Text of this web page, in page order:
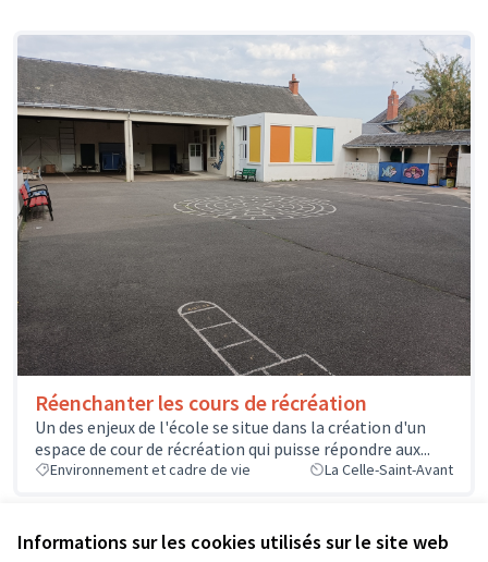
Informations sur les cookies utilisés sur le site web
Réenchanter les cours de récréation
Un des enjeux de l'école se situe dans la création d'un
espace de cour de récréation qui puisse répondre aux...
Environnement et cadre de vie La Celle-Saint-Avant